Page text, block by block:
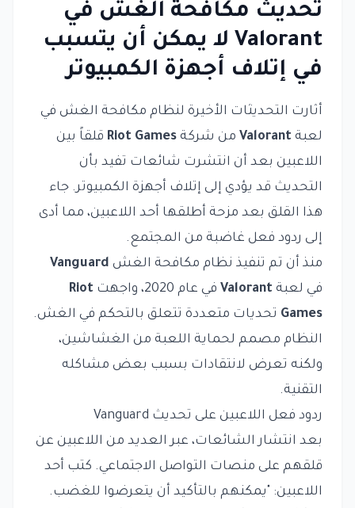
تحديث مكافحة الغش في
Valorant لا يمكن أن يتسبب
في إتلاف أجهزة الكمبيوتر
أثارت التحديثات الأخيرة لنظام مكافحة الغش في
لعبة Valorant من شركة Riot Games قلقاً بين
اللاعبين بعد أن انتشرت شائعات تفيد بأن
التحديث قد يؤدي إلى إتلاف أجهزة الكمبيوتر. جاء
هذا القلق بعد مزحة أطلقها أحد اللاعبين، مما أدى
إلى ردود فعل غاضبة من المجتمع.
منذ أن تم تنفيذ نظام مكافحة الغش Vanguard
في لعبة Valorant في عام 2020، واجهت
Riot
Games تحديات متعددة تتعلق بالتحكم في الغش.
النظام مصمم لحماية اللعبة من الغشاشين،
ولكنه تعرض لانتقادات بسبب بعض مشاكله
التقنية.
ردود فعل اللاعبين على تحديث Vanguard
بعد انتشار الشائعات، عبر العديد من اللاعبين عن
قلقهم على منصات التواصل الاجتماعي. كتب أحد
اللاعبين: "يمكنهم بالتأكيد أن يتعرضوا للغضب.